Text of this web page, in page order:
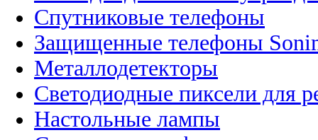
Спутниковые телефоны
Защищенные телефоны
Металлодетекторы
Светодиодные пиксели для
Настольные лампы